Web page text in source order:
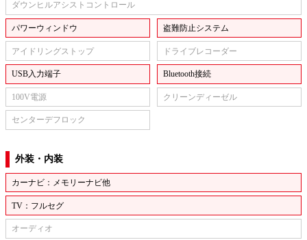
ダウンヒルアシストコントロール
パワーウィンドウ 盗難防止システム
アイドリングストップ ドライブレコーダー
USB入力端子 Bluetooth接続
100V電源 クリーンディーゼル
センターデフロック
外装・内装
カーナビ：メモリーナビ他
TV：フルセグ
オーディオ